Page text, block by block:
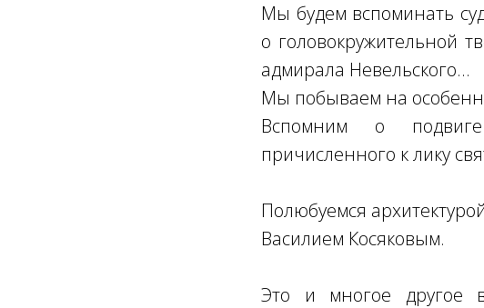
Мы будем вспоминать
о головокружительной
адмирала Невельского...
Мы побываем на
Вспомним о
причисленного к лику
Полюбуемся
Василием Косяковым.
Это и многое другое